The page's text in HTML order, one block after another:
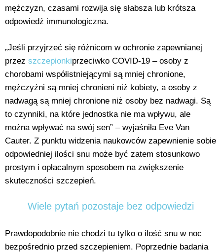
mężczyzn, czasami rozwija się słabsza lub krótsza
odpowiedź immunologiczna.
„Jeśli przyjrzeć się różnicom w ochronie zapewnianej
przez szczepionkiprzeciwko COVID-19 – osoby z
chorobami współistniejącymi są mniej chronione,
mężczyźni są mniej chronieni niż kobiety, a osoby z
nadwagą są mniej chronione niż osoby bez nadwagi. Są
to czynniki, na które jednostka nie ma wpływu, ale
można wpływać na swój sen” – wyjaśniła Eve Van
Cauter. Z punktu widzenia naukowców zapewnienie sobie
odpowiedniej ilości snu może być zatem stosunkowo
prostym i opłacalnym sposobem na zwiększenie
skuteczności szczepień.
Wiele pytań pozostaje bez odpowiedzi
Prawdopodobnie nie chodzi tu tylko o ilość snu w noc
bezpośrednio przed szczepieniem. Poprzednie badania